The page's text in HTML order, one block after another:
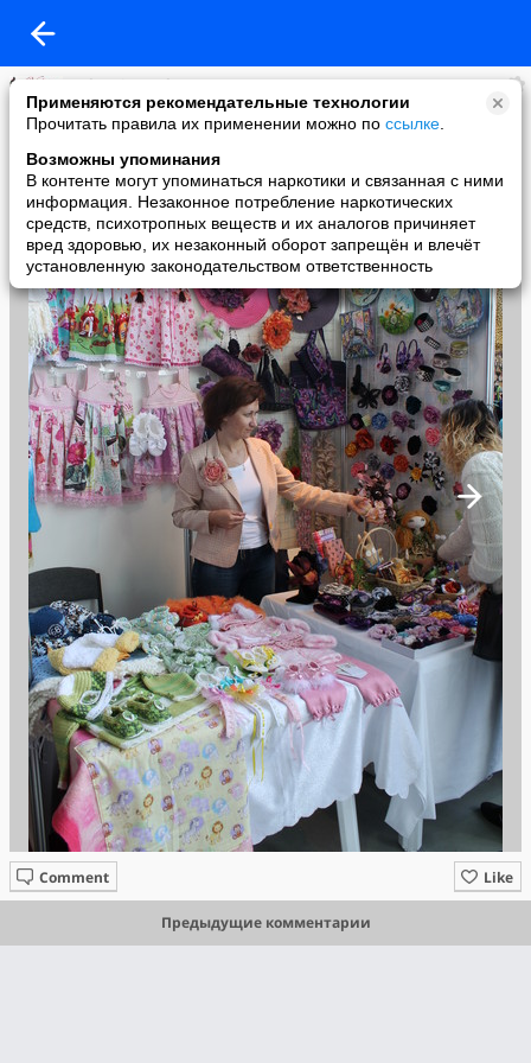
Применяются рекомендательные технологии
Прочитать правила их применении можно по ссылке
Возможны упоминания
В контенте могут упоминаться наркотики и связанная с ними
информация. Незаконное потребление наркотических
средств, психотропных веществ и их аналогов причиняет
вред здоровью, их незаконный оборот запрещён и влечёт
установленную законодательством ответственность
Baby-VipCrochet
added a photo
30 Sep в 20:47
Like
Comment
Предыдущие комментарии